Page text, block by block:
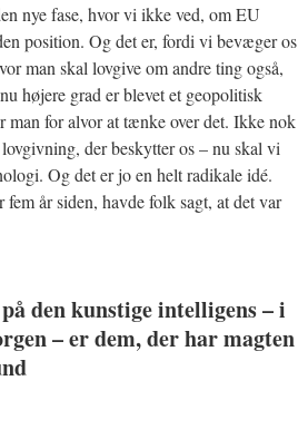
nye fase, hvor vi ikke ved, om EU
position. Og det er, fordi vi bevæger os
man skal lovgive om andre ting også,
højere grad er blevet et geopolitisk
man for alvor at tænke over det. Ikke nok
der beskytter os – nu skal vi
Og det er jo en helt radikale idé.
år siden, havde folk sagt, at det var
den kunstige intelligens – i
– er dem, der har magten